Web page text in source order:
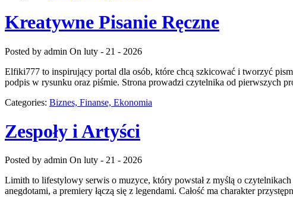
Kreatywne Pisanie Ręczne
Posted by admin On luty - 21 - 2026
Elfiki777 to inspirujący portal dla osób, które chcą szkicować i tworzyć
podpis w rysunku oraz piśmie. Strona prowadzi czytelnika od pierwszych
Categories: Biznes, Finanse, Ekonomia
Zespoły i Artyści
Posted by admin On luty - 21 - 2026
Limith to lifestylowy serwis o muzyce, który powstał z myślą o
anegdotami, a premiery łączą się z legendami. Całość ma charakter